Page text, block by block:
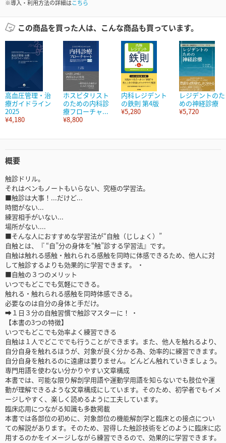
※導入・利用方法の詳細はこちら
この商品を買った人は、こんな商品も買っています。
高血圧管理・治
療ガイドライン
2025
¥4,180
ホスピタリスト
のための内科診
療フローチャ...
¥8,800
内科レジデント
の鉄則 第4版
¥5,280
レジデントのた
めの神経診療
¥5,720
概要
触診ドリル。
それはペンもノートもいらない、究極の学習法。
■触診は大事！...だけど...
時間がない...
練習相手がいない...
場所がない....
■そんな人におすすめな学習法が“自触（じしょく）”
自触とは、『 “自”分の身体を“触”診する学習法』です。
自触は触れる感触・触れられる感触を同時に体感できるため、他人に対
して触診するよりも効果的に学習できます。 ・
■自触の３つのメリット
いつでもどこでも気軽にできる。
触れる・触れられる感触を同時体感できる。
必要なのは自分の身体と手だけ。
➡１日３分の自触習慣で触診マスターに！ ・
【本書の3つの特徴】
いつでもどこでも効率よく練習できる
自触は１人でどこででも行うことができます。また、他人を触れるより、
自分自身を触れるほうが、対象が良く分かる為、効率的に練習できます。
自分自身を触れるのに遠慮は要りません。どんどん触れていきましょう。
専門用語を使わない分かりやすい文章構成
本書では、可能な限り解剖学用語や運動学用語を知らないでも肢位や運
動が理解できるような文章構成にしています。そのため、初学者でもイメ
ージしやすく、楽しく読めるように工夫しています。
臨床応用につながる知識も多数掲載
本書では各部位の初めに、対象部位の機能解剖学と臨床との接点につい
ての解説があります。そのため、習得した触診技術をどのように臨床に応
用するのかをイメージしながら練習できるので、効果的に学習できます。